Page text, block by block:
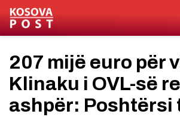
207 mijë euro për
Klinaku i OVL-së
ashpër: Poshtërsi